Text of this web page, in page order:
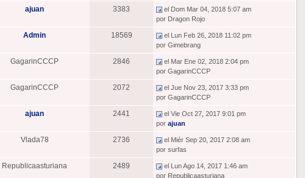
ajuan 3383
el Dom Mar 04, 2018 5:07 am
por Dragon Rojo
Admin 18569
el Lun Feb 26, 2018 11:02 pm
por Gimebrang
GagarinCCCP 2846
el Mar Ene 02, 2018 2:04 pm
por GagarinCCCP
GagarinCCCP 2072
el Jue Nov 23, 2017 3:33 pm
por GagarinCCCP
ajuan 2441
el Vie Oct 27, 2017 9:01 pm
porajuan
Vlada78 2736
el Miér Sep 20, 2017 2:08 am
por surfas
Republicaasturiana 2489
el Lun Ago 14, 2017 1:46 am
por Republicaasturiana